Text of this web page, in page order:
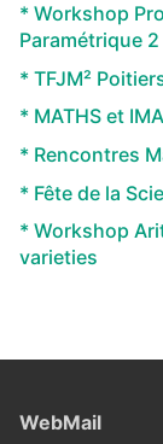
* Workshop
Paramétrique
* TFJM²
* MATHS et
* Rencontres
* Fête de la
* Workshop
varieties
WebMail